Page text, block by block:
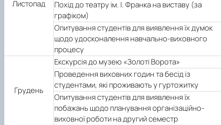
Листопад
Похід до театру ім. І. Франка на виставу (за
графіком)
Опитування студентів для виявлення їх думок
щодо удосконалення навчально-виховного
процесу
Грудень
Екскурсія до музею «Золоті Ворота»
Проведення виховних годин та бесід із
студентами, які проживають у гуртожитку
Опитування студентів для виявлення їх
побажань щодо планування організаційно-
виховної роботи на другий семестр